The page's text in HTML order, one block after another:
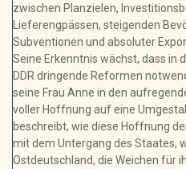
zwischen Planzielen,
Lieferengpässen, steigenden
Subventionen und absoluter
Seine Erkenntnis wächst, dass in
DDR dringende Reformen
seine Frau Anne in den
voller Hoffnung auf eine
beschreibt, wie diese Hoffnung
mit dem Untergang des Staates,
Ostdeutschland, die Weichen für